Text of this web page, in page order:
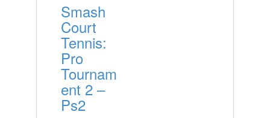
Smash
Court
Tennis:
Pro
Tournam
ent 2 –
Ps2